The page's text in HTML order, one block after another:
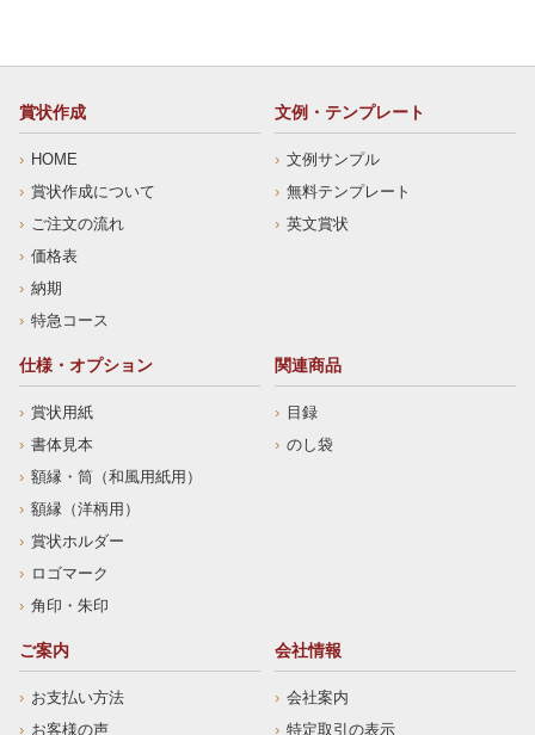
賞状作成
HOME
賞状作成について
ご注文の流れ
価格表
納期
特急コース
文例・テンプレート
文例サンプル
無料テンプレート
英文賞状
仕様・オプション
賞状用紙
書体見本
額縁・筒（和風用紙用）
額縁（洋柄用）
賞状ホルダー
ロゴマーク
角印・朱印
関連商品
目録
のし袋
ご案内
お支払い方法
お客様の声
会社情報
会社案内
特定取引の表示